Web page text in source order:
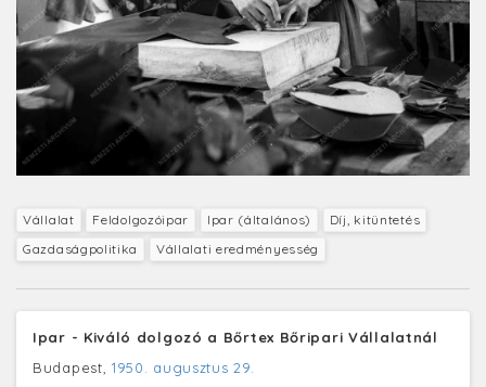
Vállalat Feldolgozóipar Ipar (általános)
Díj, kitüntetés
Gazdaságpolitika
Vállalati eredményesség
Ipar - Kiváló dolgozó a Bőrtex Bőripari Vállalatnál
Budapest, 1950. augusztus 29.